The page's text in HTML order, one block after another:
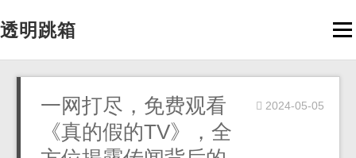
透明跳箱
一网打尽，免费观看
《真的假的TV》，全
2024-05-05